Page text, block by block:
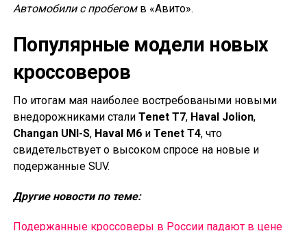
Автомобили с пробегомв «Авито».
Популярные модели новых
кроссоверов
По итогам мая наиболее востребоваными новыми
внедорожниками стали Tenet T7, Haval Jolion,
Changan UNI-S, Haval M6и Tenet T4, что
свидетельствует о высоком спросе на новые и
подержанные SUV.
Другие новости по теме:
Подержанные кроссоверы в России падают в цене